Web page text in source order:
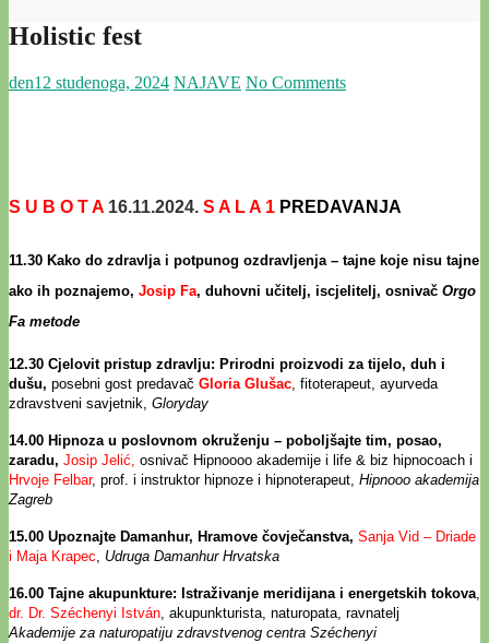
Holistic fest
den12 studenoga, 2024 NAJAVE No Comments
S U B O T A 16.11.2024. S A L A 1 PREDAVANJA
11.30 Kako do zdravlja i potpunog ozdravljenja – tajne koje nisu tajne
ako ih poznajemo, Josip Fa, duhovni učitelj, iscjelitelj, osnivač Orgo
Fa metode
12.30 Cjelovit pristup zdravlju: Prirodni proizvodi za tijelo, duh i
dušu, posebni gost predavač Gloria Glušac, fitoterapeut, ayurveda
zdravstveni savjetnik, Gloryday
14.00 Hipnoza u poslovnom okruženju – poboljšajte tim, posao,
zaradu, Josip Jelić, osnivač Hipnoooo akademije i life & biz hipnocoach i
Hrvoje Felbar, prof. i instruktor hipnoze i hipnoterapeut, Hipnooo akademija
Zagreb
15.00 Upoznajte Damanhur, Hramove čovječanstva, Sanja Vid – Driade
i Maja Krapec, Udruga Damanhur Hrvatska
16.00 Tajne akupunkture: Istraživanje meridijana i energetskih tokova,
dr. Dr. Széchenyi István, akupunkturista, naturopata, ravnatelj
Akademije za naturopatiju zdravstvenog centra Széchenyi